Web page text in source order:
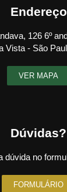
Endereço
126 6º
Vista - São
VER MAPA
Dúvidas?
dúvida no
FORMULÁRIO